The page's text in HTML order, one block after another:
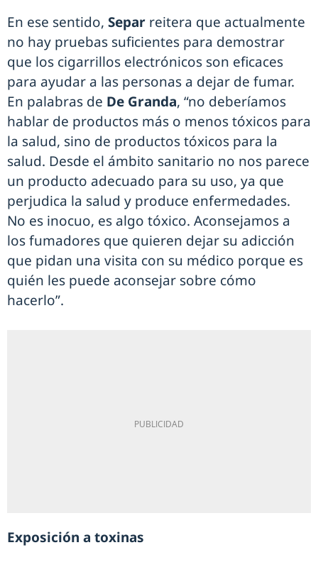
En ese sentido, Separ reitera que actualmente
no hay pruebas suficientes para demostrar
que los cigarrillos electrónicos son eficaces
para ayudar a las personas a dejar de fumar.
En palabras de De Granda, “no deberíamos
hablar de productos más o menos tóxicos para
la salud, sino de productos tóxicos para la
salud. Desde el ámbito sanitario no nos parece
un producto adecuado para su uso, ya que
perjudica la salud y produce enfermedades.
No es inocuo, es algo tóxico. Aconsejamos a
los fumadores que quieren dejar su adicción
que pidan una visita con su médico porque es
quién les puede aconsejar sobre cómo
hacerlo”.
Exposición a toxinas